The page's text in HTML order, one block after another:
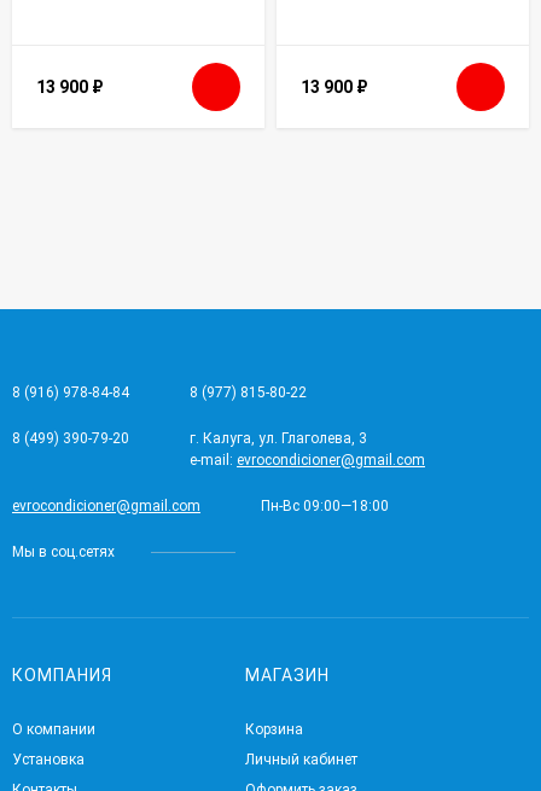
13 900 ₽ 13 900 ₽
8 (916) 978-84-84 8 (977) 815-80-22
8 (499) 390-79-20
г. Калуга, ул. Глаголева, 3
e-mail: evrocondicioner@gmail.com
evrocondicioner@gmail.com Пн-Вс 09:00—18:00
Мы в соц.сетях
КОМПАНИЯ
О компании
Установка
МАГАЗИН
Корзина
Личный кабинет